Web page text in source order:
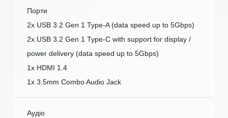
Порти
2x USB 3.2 Gen 1 Type-A (data speed up to 5Gbps)
2x USB 3.2 Gen 1 Type-C with support for display /
power delivery (data speed up to 5Gbps)
1x HDMI 1.4
1x 3.5mm Combo Audio Jack
Аудіо